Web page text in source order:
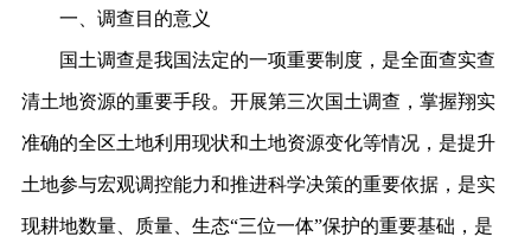
一、调查目的意义
国土调查是我国法定的一项重要制度，是全面查实查
清土地资源的重要手段。开展第三次国土调查，掌握翔实
准确的全区土地利用现状和土地资源变化等情况，是提升
土地参与宏观调控能力和推进科学决策的重要依据，是实
现耕地数量、质量、生态“三位一体”保护的重要基础，是